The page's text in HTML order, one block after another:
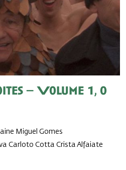
– Volume 1, o
Miguel Gomes
Carloto Cotta Crista Alfaiate